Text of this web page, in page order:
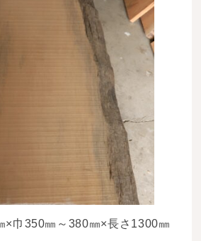
せ
流れ
支払い方法について
注意点
販できる店
の
スについて
×巾350㎜～380㎜×長さ1300㎜